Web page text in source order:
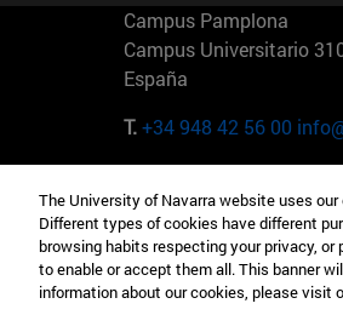
Campus Pamplona
Campus Universitario
España
T.+34 948 42 56 00
Camino del Cerro Águila
Madrid España
T.+34 912 11 30 00
The University of Navarra website uses
Different types of cookies have different
browsing habits respecting your privacy,
to enable or accept them all. This banner
information about our cookies, please visit